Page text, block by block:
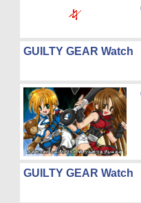
GUILTY GEAR Watch
GUILTY GEAR Watch